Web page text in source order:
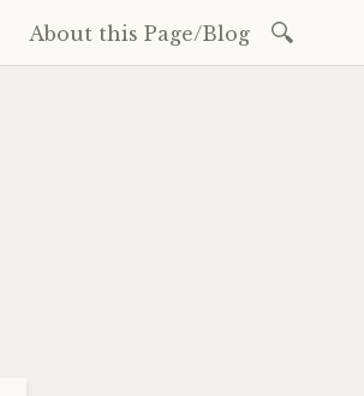
About this Page/Blog